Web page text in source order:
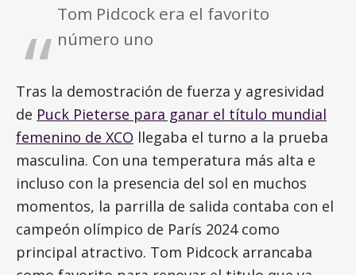
Tom Pidcock era el favorito
número uno
Tras la demostración de fuerza y agresividad
de Puck Pieterse para ganar el título mundial
femenino de XCO llegaba el turno a la prueba
masculina. Con una temperatura más alta e
incluso con la presencia del sol en muchos
momentos, la parrilla de salida contaba con el
campeón olímpico de París 2024 como
principal atractivo. Tom Pidcock arrancaba